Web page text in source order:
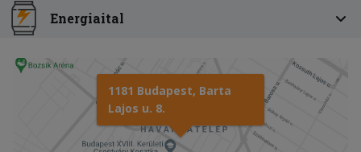
Energiaital
1181 Budapest, Barta
Lajos u. 8.